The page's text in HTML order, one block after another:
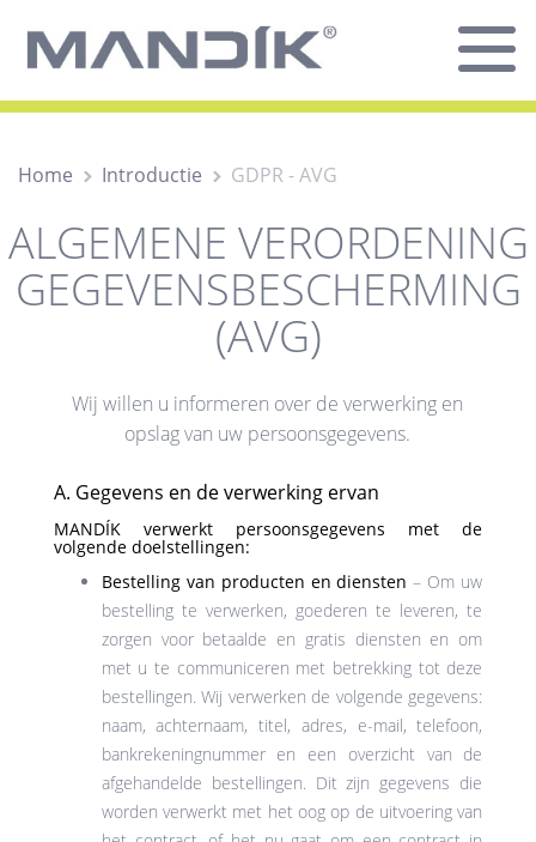
Home Introductie GDPR - AVG
ALGEMENE VERORDENING
GEGEVENSBESCHERMING
(AVG)
Wij willen u informeren over de verwerking en
opslag van uw persoonsgegevens.
A. Gegevens en de verwerking ervan
MANDÍK verwerkt persoonsgegevens met de
volgende doelstellingen:
Bestelling van producten en diensten – Om uw
bestelling te verwerken, goederen te leveren, te
zorgen voor betaalde en gratis diensten en om
met u te communiceren met betrekking tot deze
bestellingen. Wij verwerken de volgende gegevens:
naam, achternaam, titel, adres, e-mail, telefoon,
bankrekeningnummer en een overzicht van de
afgehandelde bestellingen. Dit zijn gegevens die
worden verwerkt met het oog op de uitvoering van